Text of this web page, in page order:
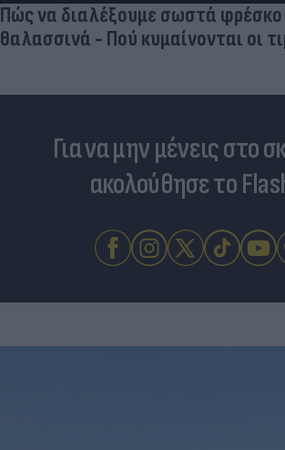
Πώς να διαλέξουμε σωστά φρέσκο
θαλασσινά - Πού κυμαίνονται οι
Για να μην μένεις στο
ακολούθησε το